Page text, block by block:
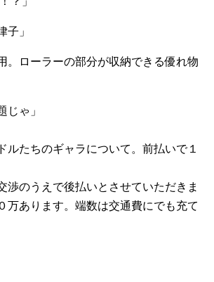
子」
。ローラーの部分が収納できる優れ物
じゃ」
ルたちのギャラについて。前払いで１
渉のうえで後払いとさせていただきま
万あります。端数は交通費にでも充て